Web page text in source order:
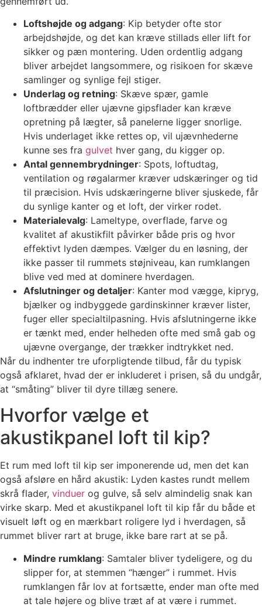
Loftshøjde og adgang: Kip betyder ofte stor
arbejdshøjde, og det kan kræve stillads eller lift for
sikker og pæn montering. Uden ordentlig adgang
bliver arbejdet langsommere, og risikoen for skæve
samlinger og synlige fejl stiger.
Underlag og retning: Skæve spær, gamle
loftbrædder eller ujævne gipsflader kan kræve
opretning på lægter, så panelerne ligger snorlige.
Hvis underlaget ikke rettes op, vil ujævnhederne
kunne ses fra gulvet hver gang, du kigger op.
Antal gennembrydninger: Spots, loftudtag,
ventilation og røgalarmer kræver udskæringer og tid
til præcision. Hvis udskæringerne bliver sjuskede, får
du synlige kanter og et loft, der virker rodet.
Materialevalg: Lameltype, overflade, farve og
kvalitet af akustikfilt påvirker både pris og hvor
effektivt lyden dæmpes. Vælger du en løsning, der
ikke passer til rummets støjniveau, kan rumklangen
blive ved med at dominere hverdagen.
Afslutninger og detaljer: Kanter mod vægge, kipryg,
bjælker og indbyggede gardinskinner kræver lister,
fuger eller specialtilpasning. Hvis afslutningerne ikke
er tænkt med, ender helheden ofte med små gab og
ujævne overgange, der trækker indtrykket ned.
Når du indhenter tre uforpligtende tilbud, får du typisk
også afklaret, hvad der er inkluderet i prisen, så du undgår,
at “småting” bliver til dyre tillæg senere.
Hvorfor vælge et
akustikpanel loft til kip?
Et rum med loft til kip ser imponerende ud, men det kan
også afsløre en hård akustik: Lyden kastes rundt mellem
skrå flader, vinduer og gulve, så selv almindelig snak kan
virke skarp. Med et akustikpanel loft til kip får du både et
visuelt løft og en mærkbart roligere lyd i hverdagen, så
rummet bliver rart at bruge, ikke bare rart at se på.
Mindre rumklang: Samtaler bliver tydeligere, og du
slipper for, at stemmen “hænger” i rummet. Hvis
rumklangen får lov at fortsætte, ender man ofte med
at tale højere og blive træt af at være i rummet.